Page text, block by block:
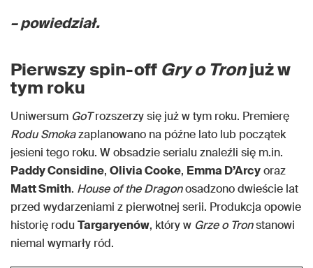
– powiedział.
Pierwszy spin-off Gry o Tronjuż w
tym roku
Uniwersum GoTrozszerzy się już w tym roku. Premierę
Rodu Smokazaplanowano na późne lato lub początek
jesieni tego roku. W obsadzie serialu znaleźli się m.in.
Paddy Considine, Olivia Cooke, Emma D’Arcyoraz
Matt Smith. House of the Dragonosadzono dwieście lat
przed wydarzeniami z pierwotnej serii. Produkcja opowie
historię rodu Targaryenów, który w Grze o Tronstanowi
niemal wymarły ród.